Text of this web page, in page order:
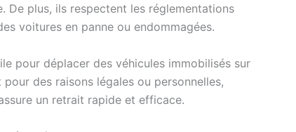
De plus, ils respectent les réglementations
voitures en panne ou endommagées.
pour déplacer des véhicules immobilisés sur
des raisons légales ou personnelles,
un retrait rapide et efficace.